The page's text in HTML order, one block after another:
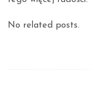
No related posts.